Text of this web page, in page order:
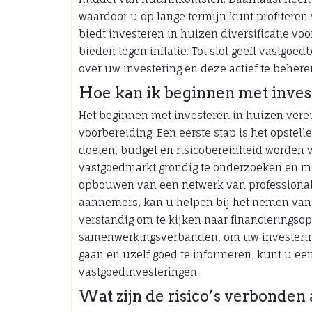
waardoor u op lange termijn kunt
biedt investeren in huizen diversificatie
bieden tegen inflatie. Tot slot geeft
over uw investering en deze actief te
Hoe kan ik beginnen met
Het beginnen met investeren in huizen
voorbereiding. Een eerste stap is het
doelen, budget en risicobereidheid worden
vastgoedmarkt grondig te onderzoeken en
opbouwen van een netwerk van
aannemers, kan u helpen bij het nemen
verstandig om te kijken naar
samenwerkingsverbanden, om uw
gaan en uzelf goed te informeren, kunt u
vastgoedinvesteringen.
Wat zijn de risico’s